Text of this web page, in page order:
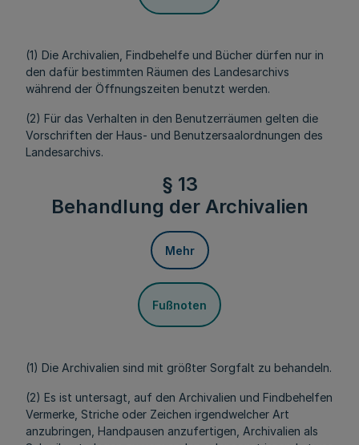
(1) Die Archivalien, Findbehelfe und Bücher dürfen nur in
den dafür bestimmten Räumen des Landesarchivs
während der Öffnungszeiten benutzt werden.
(2) Für das Verhalten in den Benutzerräumen gelten die
Vorschriften der Haus- und Benutzersaalordnungen des
Landesarchivs.
§ 13
Behandlung der Archivalien
Mehr
Fußnoten
(1) Die Archivalien sind mit größter Sorgfalt zu behandeln.
(2) Es ist untersagt, auf den Archivalien und Findbehelfen
Vermerke, Striche oder Zeichen irgendwelcher Art
anzubringen, Handpausen anzufertigen, Archivalien als